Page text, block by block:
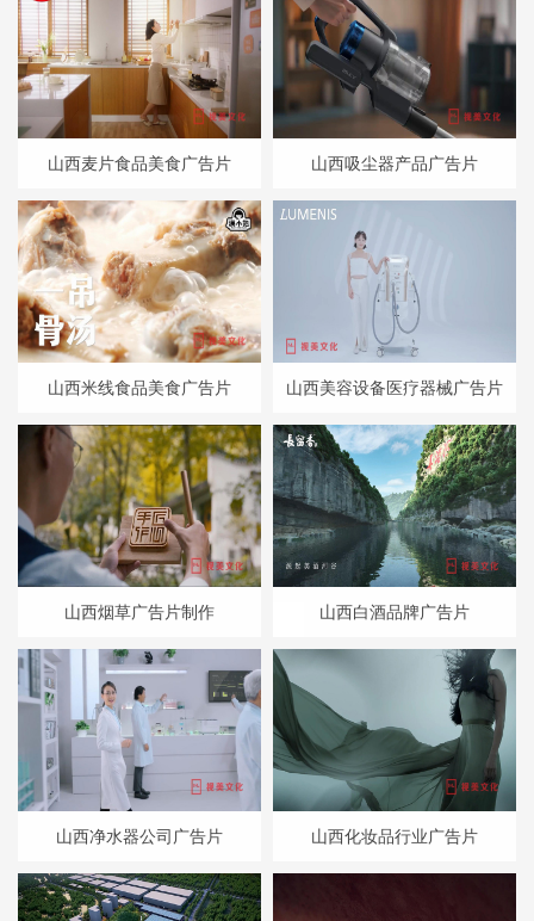
山西麦片食品美食广告片 山西吸尘器产品广告片
山西米线食品美食广告片 山西美容设备医疗器械广告片
山西烟草广告片制作 山西白酒品牌广告片
山西净水器公司广告片 山西化妆品行业广告片